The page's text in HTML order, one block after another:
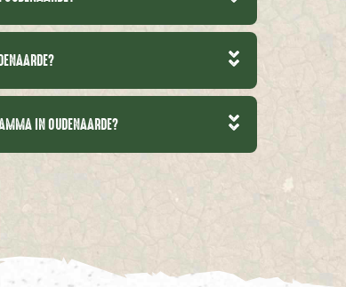
IN OUDENAARDE?